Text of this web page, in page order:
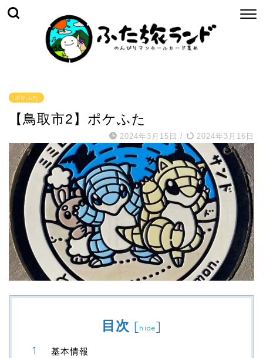
ポケふた
【鳥取市2】ポケふた
2024年3月15日 / 2024年3月16日
目次 [hide]
基本情報